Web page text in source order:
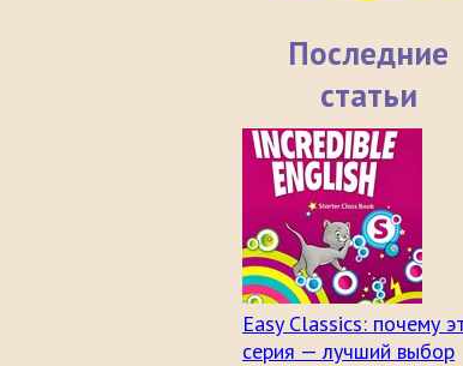
Последние
статьи
Easy Classics: почему
серия — лучший выбор